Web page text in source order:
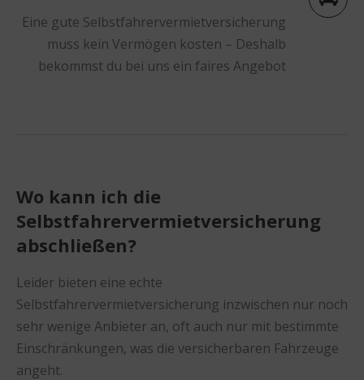
Eine gute Selbstfahrervermietversicherung
muss kein Vermögen kosten – Deshalb
bekommst du bei uns ein faires Angebot
Wo kann ich die
Selbstfahrervermietversicherung
abschließen?
Leider bieten eine echte
Selbstfahrervermietversicherung inzwischen nur noch
sehr wenige Anbieter an, oft auch nur mit bestimmte
Einschränkungen, was die versicherbaren Fahrzeuge
angeht.